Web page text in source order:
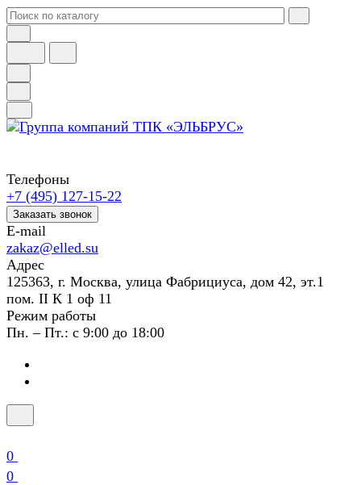
Телефоны
+7 (495) 127-15-22
Заказать звонок
E-mail
zakaz@elled.su
Адрес
125363, г. Москва, улица Фабрициуса, дом 42, эт.1
пом. II К 1 оф 11
Режим работы
Пн. – Пт.: с 9:00 до 18:00
0
0